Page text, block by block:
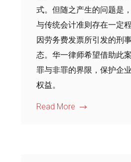
式。但随之产生的问题是
与传统会计准则存在一定
因劳务费发票所引发的刑
态。华一律师希望借助此
罪与非罪的界限，保护企
权益。
Read More